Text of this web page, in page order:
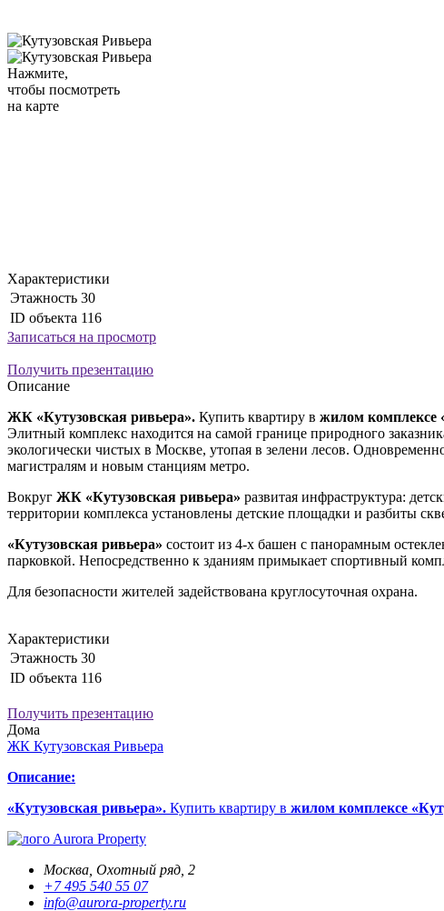
Нажмите,
чтобы посмотреть
на карте
Характеристики
Этажность 30
ID объекта 116
Записаться на просмотр
Получить презентацию
Описание
ЖК «Кутузовская ривьера». Купить квартиру в жилом комплексе
Элитный комплекс находится на самой границе природного
экологически чистых в Москве, утопая в зелени лесов.
магистралям и новым станциям метро.
Вокруг ЖК «Кутузовская ривьера» развитая инфраструктура:
территории комплекса установлены детские площадки и разбиты
«Кутузовская ривьера» состоит из 4-х башен с панорамным
парковкой. Непосредственно к зданиям примыкает спортивный
Для безопасности жителей задействована круглосуточная охрана.
Характеристики
Этажность 30
ID объекта 116
Получить презентацию
Дома
ЖК Кутузовская Ривьера
Описание:
«Кутузовская ривьера». Купить квартиру в жилом комплексе
Aurora Property
Москва, Охотный ряд, 2
+7 495 540 55 07
info@aurora-property.ru